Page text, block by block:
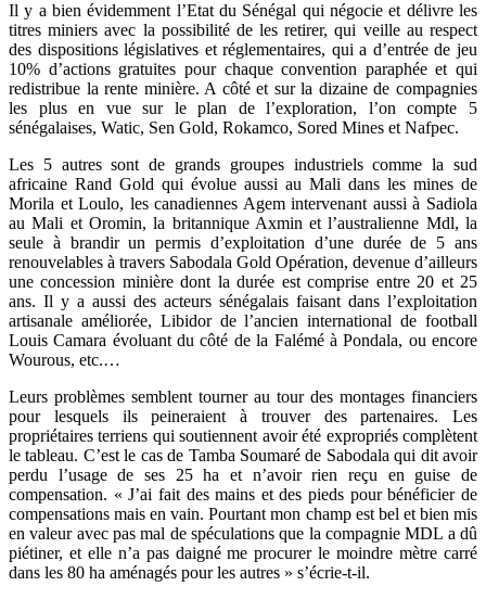
Il y a bien évidemment l’Etat du Sénégal qui négocie et délivre les
titres miniers avec la possibilité de les retirer, qui veille au respect
des dispositions législatives et réglementaires, qui a d’entrée de jeu
10% d’actions gratuites pour chaque convention paraphée et qui
redistribue la rente minière. A côté et sur la dizaine de compagnies
les plus en vue sur le plan de l’exploration, l’on compte 5
sénégalaises, Watic, Sen Gold, Rokamco, Sored Mines et Nafpec.
Les 5 autres sont de grands groupes industriels comme la sud
africaine Rand Gold qui évolue aussi au Mali dans les mines de
Morila et Loulo, les canadiennes Agem intervenant aussi à Sadiola
au Mali et Oromin, la britannique Axmin et l’australienne Mdl, la
seule à brandir un permis d’exploitation d’une durée de 5 ans
renouvelables à travers Sabodala Gold Opération, devenue d’ailleurs
une concession minière dont la durée est comprise entre 20 et 25
ans. Il y a aussi des acteurs sénégalais faisant dans l’exploitation
artisanale améliorée, Libidor de l’ancien international de football
Louis Camara évoluant du côté de la Falémé à Pondala, ou encore
Wourous, etc.…
Leurs problèmes semblent tourner au tour des montages financiers
pour lesquels ils peineraient à trouver des partenaires. Les
propriétaires terriens qui soutiennent avoir été expropriés complètent
le tableau. C’est le cas de Tamba Soumaré de Sabodala qui dit avoir
perdu l’usage de ses 25 ha et n’avoir rien reçu en guise de
compensation. « J’ai fait des mains et des pieds pour bénéficier de
compensations mais en vain. Pourtant mon champ est bel et bien mis
en valeur avec pas mal de spéculations que la compagnie MDL a dû
piétiner, et elle n’a pas daigné me procurer le moindre mètre carré
dans les 80 ha aménagés pour les autres » s’écrie-t-il.